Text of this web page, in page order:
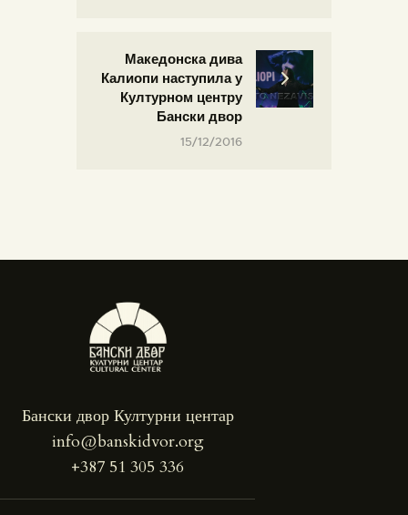
Македонска дива
Калиопи наступила у
Културном центру
Бански двор
15/12/2016
Бански двор Културни центар
info@banskidvor.org
+387 51 305 336